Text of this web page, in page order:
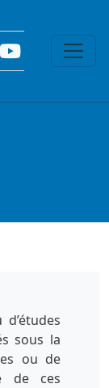
sous la
ou de
de ces